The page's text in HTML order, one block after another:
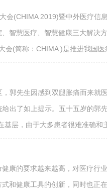
(CHIMA 2019)暨中外医疗信
智慧医疗、智慧健康三大解决
(简称：CHIMA )是推进我国
郭先生因感到双腿胀痛而来就
出了如上提示。五十五岁的郭
层，由于大多患者很难准确和
康的要求越来越高，对医疗行
和健康工具的创新，同时也正